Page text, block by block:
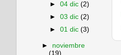
►04 dic(2)
►03 dic(2)
►01 dic(3)
► noviembre
(19)